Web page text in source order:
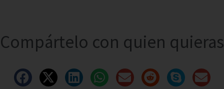
Compártelo con quien quieras